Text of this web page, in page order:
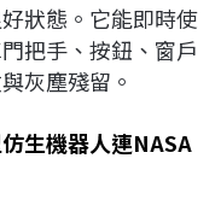
狀態。它能即時使
把手、按鈕、窗戶
灰塵殘留。
生機器人連NASA